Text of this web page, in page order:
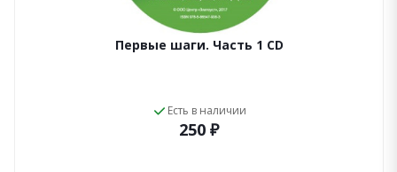
Первые шаги. Часть 1 CD
Есть в наличии
250 ₽